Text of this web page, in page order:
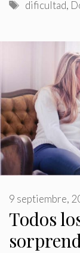
Etiquetas
dificultad,
Todos
9 septiembre,